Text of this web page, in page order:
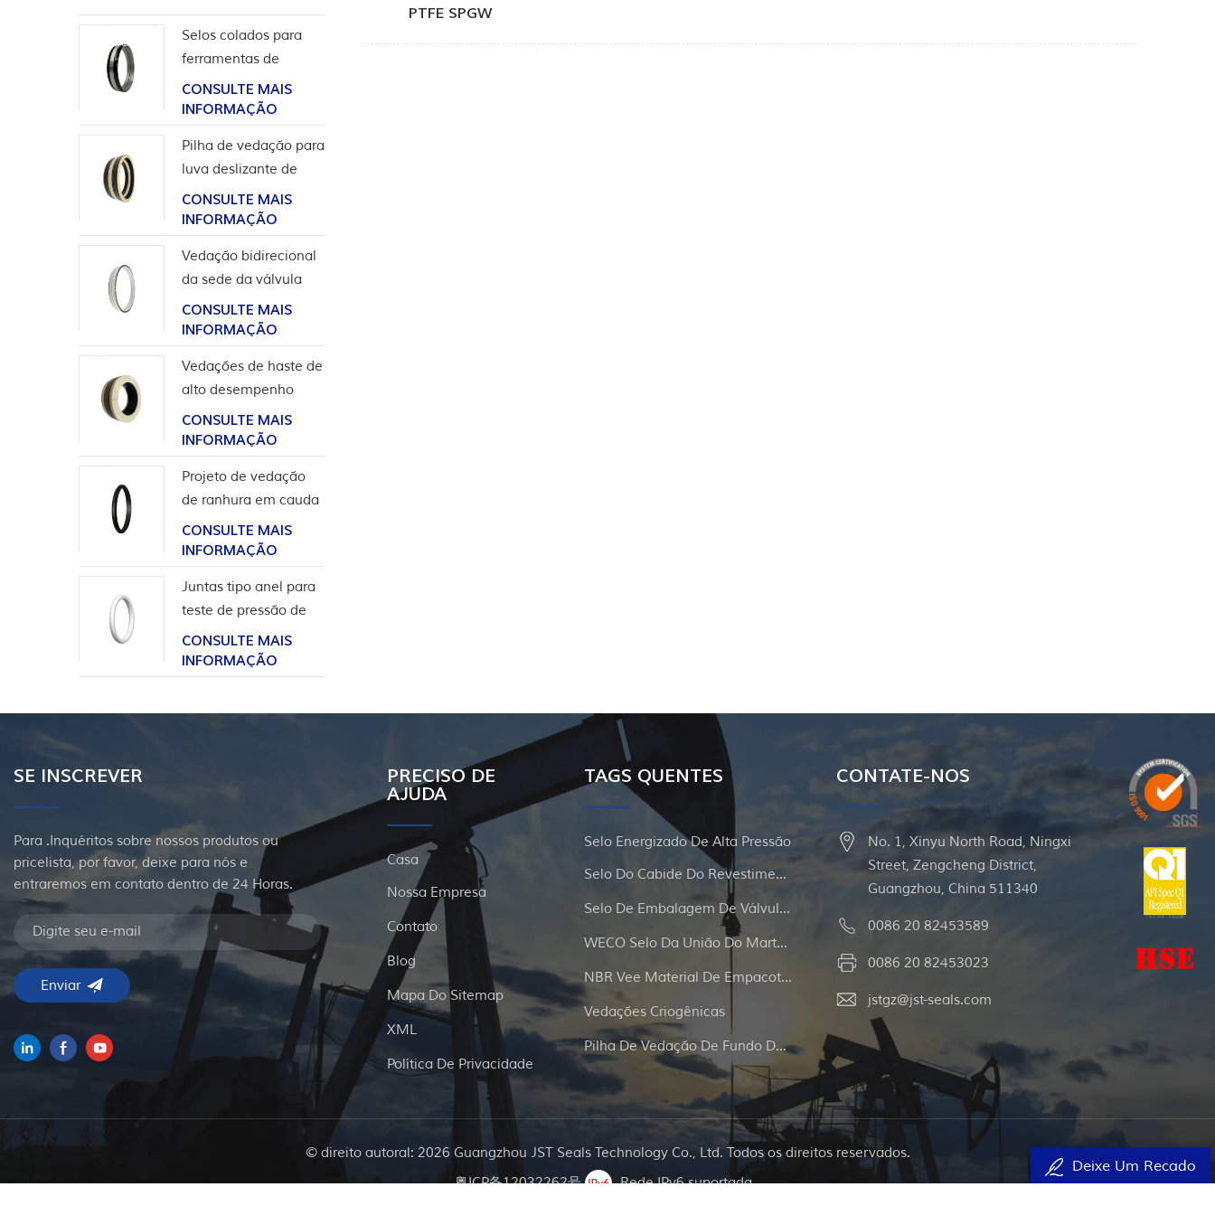
PTFE SPGW
Selos colados para
ferramentas de
completação
CONSULTE MAIS
INFORMAÇÃO
Pilha de vedação para
luva deslizante de
ferramentas de poço
CONSULTE MAIS
INFORMAÇÃO
Vedação bidirecional
da sede da válvula
esférica de alta
pressão
CONSULTE MAIS
INFORMAÇÃO
Vedações de haste de
alto desempenho
para aplicação em
hidrogênio
CONSULTE MAIS
INFORMAÇÃO
Projeto de vedação
de ranhura em cauda
de andorinha para
revestimento de
cabeça de poço
CONSULTE MAIS
INFORMAÇÃO
Juntas tipo anel para
teste de pressão de
válvula
CONSULTE MAIS
INFORMAÇÃO
SE INSCREVER
Para .Inquéritos sobre nossos produtos ou
pricelista, por favor, deixe para nós e
entraremos em contato dentro de 24 Horas.
PRECISO DE
AJUDA
Casa
Nossa Empresa
Contato
Blog
Mapa Do Sitemap
XML
Política De Privacidade
TAGS QUENTES
Selo Energizado De Alta Pressão
Selo Do Cabide Do Revestimento E Da Tubulação
Selo De Embalagem De Válvula De Portão
WECO Selo Da União Do Martelo
NBR Vee Material De Empacotamento
Vedações Criogênicas
Pilha De Vedação De Fundo De Poço
CONTATE-NOS
No. 1, Xinyu North Road, Ningxi
Street, Zengcheng District,
Guangzhou, China 511340
0086 20 82453589
0086 20 82453023
jstgz@jst-seals.com
© direito autoral: 2026 Guangzhou JST Seals Technology Co., Ltd. Todos os direitos reservados.
粤ICP备12032262号
Rede IPv6 suportada
Deixe Um Recado